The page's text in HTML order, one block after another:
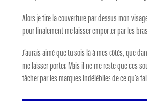
Alors je tire la couverture par-dessus mon
pour finalement me laisser emporter par les
J’aurais aimé que tu sois là à mes côtés, que
me laisser porter. Mais il ne me reste que ces
tâcher par les marques indélébiles de ce qu’a